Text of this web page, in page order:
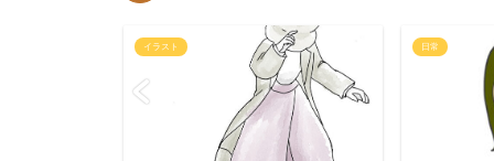
イラスト 日常